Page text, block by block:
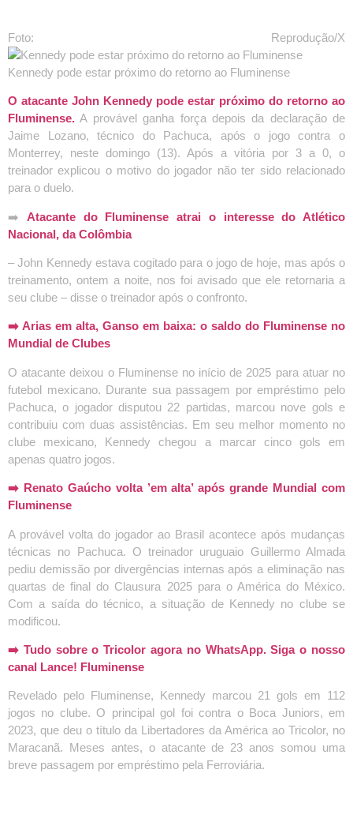
Foto: Reprodução/X
Kennedy pode estar próximo do retorno ao Fluminense
O atacante John Kennedy pode estar próximo do retorno ao
Fluminense. A provável ganha força depois da declaração de
Jaime Lozano, técnico do Pachuca, após o jogo contra o
Monterrey, neste domingo (13). Após a vitória por 3 a 0, o
treinador explicou o motivo do jogador não ter sido relacionado
para o duelo.
➡️ Atacante do Fluminense atrai o interesse do Atlético
Nacional, da Colômbia
– John Kennedy estava cogitado para o jogo de hoje, mas após o
treinamento, ontem a noite, nos foi avisado que ele retornaria a
seu clube – disse o treinador após o confronto.
➡️ Arias em alta, Ganso em baixa: o saldo do Fluminense no
Mundial de Clubes
O atacante deixou o Fluminense no início de 2025 para atuar no
futebol mexicano. Durante sua passagem por empréstimo pelo
Pachuca, o jogador disputou 22 partidas, marcou nove gols e
contribuiu com duas assistências. Em seu melhor momento no
clube mexicano, Kennedy chegou a marcar cinco gols em
apenas quatro jogos.
➡️ Renato Gaúcho volta ’em alta’ após grande Mundial com
Fluminense
A provável volta do jogador ao Brasil acontece após mudanças
técnicas no Pachuca. O treinador uruguaio Guillermo Almada
pediu demissão por divergências internas após a eliminação nas
quartas de final do Clausura 2025 para o América do México.
Com a saída do técnico, a situação de Kennedy no clube se
modificou.
➡️ Tudo sobre o Tricolor agora no WhatsApp. Siga o nosso
canal Lance! Fluminense
Revelado pelo Fluminense, Kennedy marcou 21 gols em 112
jogos no clube. O principal gol foi contra o Boca Juniors, em
2023, que deu o título da Libertadores da América ao Tricolor, no
Maracanã. Meses antes, o atacante de 23 anos somou uma
breve passagem por empréstimo pela Ferroviária.